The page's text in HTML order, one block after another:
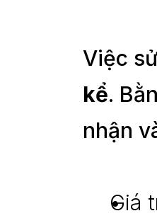
Việc
kể.
nhận
Giá